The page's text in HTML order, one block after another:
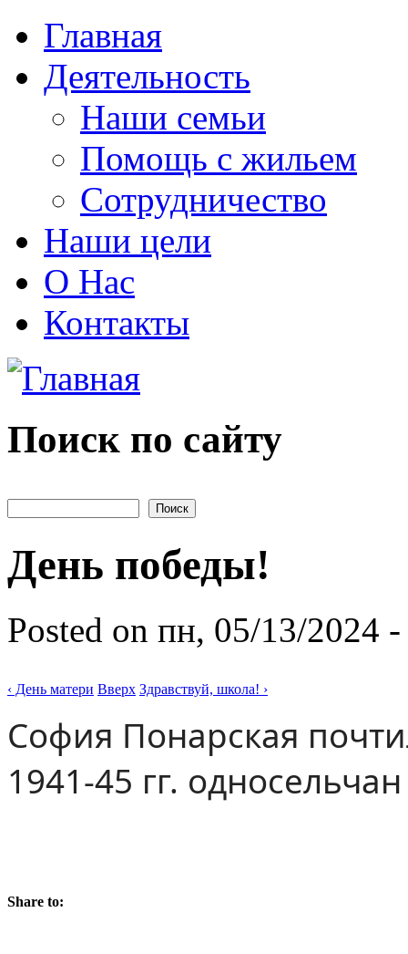
Главная
Деятельность
Наши семьи
Помощь с жильем
Сотрудничество
Наши цели
О Нас
Контакты
Поиск по сайту
День победы!
Posted on пн, 05/13/2024
‹ День матери Вверх Здравствуй, школа! ›
София Понарская
1941-45 гг.
Share to: